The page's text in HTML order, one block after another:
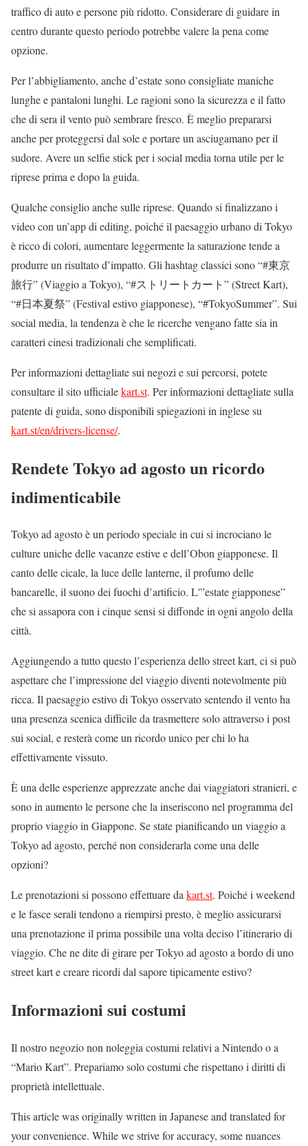
traffico di auto e persone più ridotto. Considerare di guidare in
centro durante questo periodo potrebbe valere la pena come
opzione.
Per l’abbigliamento, anche d’estate sono consigliate maniche
lunghe e pantaloni lunghi. Le ragioni sono la sicurezza e il fatto
che di sera il vento può sembrare fresco. È meglio prepararsi
anche per proteggersi dal sole e portare un asciugamano per il
sudore. Avere un selfie stick per i social media torna utile per le
riprese prima e dopo la guida.
Qualche consiglio anche sulle riprese. Quando si finalizzano i
video con un’app di editing, poiché il paesaggio urbano di Tokyo
è ricco di colori, aumentare leggermente la saturazione tende a
produrre un risultato d’impatto. Gli hashtag classici sono “#東京
旅行” (Viaggio a Tokyo), “#ストリートカート” (Street Kart),
“#日本夏祭” (Festival estivo giapponese), “#TokyoSummer”. Sui
social media, la tendenza è che le ricerche vengano fatte sia in
caratteri cinesi tradizionali che semplificati.
Per informazioni dettagliate sui negozi e sui percorsi, potete
consultare il sito ufficialekart.st. Per informazioni dettagliate sulla
patente di guida, sono disponibili spiegazioni in inglese su
kart.st/en/drivers-license/.
Rendete Tokyo ad agosto un ricordo
indimenticabile
Tokyo ad agosto è un periodo speciale in cui si incrociano le
culture uniche delle vacanze estive e dell’Obon giapponese. Il
canto delle cicale, la luce delle lanterne, il profumo delle
bancarelle, il suono dei fuochi d’artificio. L'”estate giapponese”
che si assapora con i cinque sensi si diffonde in ogni angolo della
città.
Aggiungendo a tutto questo l’esperienza dello street kart, ci si può
aspettare che l’impressione del viaggio diventi notevolmente più
ricca. Il paesaggio estivo di Tokyo osservato sentendo il vento ha
una presenza scenica difficile da trasmettere solo attraverso i post
sui social, e resterà come un ricordo unico per chi lo ha
effettivamente vissuto.
È una delle esperienze apprezzate anche dai viaggiatori stranieri, e
sono in aumento le persone che la inseriscono nel programma del
proprio viaggio in Giappone. Se state pianificando un viaggio a
Tokyo ad agosto, perché non considerarla come una delle
opzioni?
Le prenotazioni si possono effettuare dakart.st. Poiché i weekend
e le fasce serali tendono a riempirsi presto, è meglio assicurarsi
una prenotazione il prima possibile una volta deciso l’itinerario di
viaggio. Che ne dite di girare per Tokyo ad agosto a bordo di uno
street kart e creare ricordi dal sapore tipicamente estivo?
Informazioni sui costumi
Il nostro negozio non noleggia costumi relativi a Nintendo o a
“Mario Kart”. Prepariamo solo costumi che rispettano i diritti di
proprietà intellettuale.
This article was originally written in Japanese and translated for
your convenience. While we strive for accuracy, some nuances